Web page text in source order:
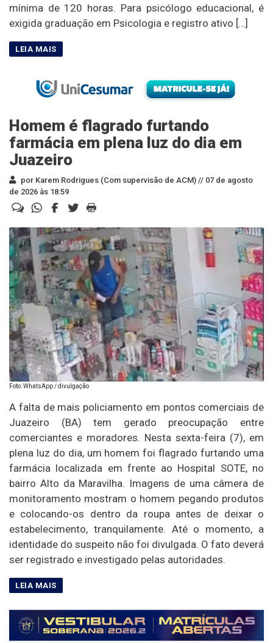
mínima de 120 horas. Para psicólogo educacional, é
exigida graduação em Psicologia e registro ativo […]
Homem é flagrado furtando
farmácia em plena luz do dia em
Juazeiro
por Karem Rodrigues (Com supervisão de ACM) // 07 de agosto
de 2026 às 18:59
Foto: WhatsApp / divulgação
A falta de mais policiamento em pontos comerciais de
Juazeiro (BA) tem gerado preocupação entre
comerciantes e moradores. Nesta sexta-feira (7), em
plena luz do dia, um homem foi flagrado furtando uma
farmácia localizada em frente ao Hospital SOTE, no
bairro Alto da Maravilha. Imagens de uma câmera de
monitoramento mostram o homem pegando produtos
e colocando-os dentro da roupa antes de deixar o
estabelecimento, tranquilamente. Até o momento, a
identidade do suspeito não foi divulgada. O fato deverá
ser registrado e investigado pelas autoridades.